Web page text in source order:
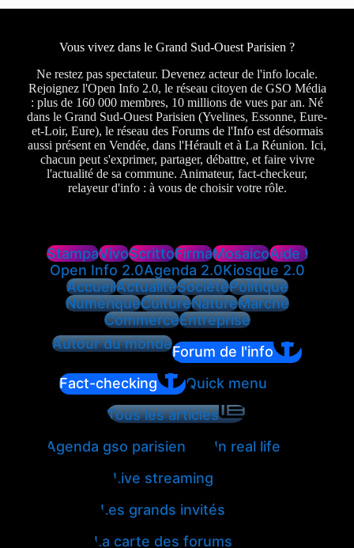
Vous vivez dans le Grand Sud-Ouest Parisien ?
Ne restez pas spectateur. Devenez acteur de l'info locale.
Rejoignez l'Open Info 2.0, le réseau citoyen de GSO Média
: plus de 160 000 membres, 10 millions de vues par an. Né
dans le Grand Sud-Ouest Parisien (Yvelines, Essonne, Eure-
et-Loir, Eure), le réseau des Forums de l'Info est désormais
aussi présent en Vendée, dans l'Hérault et à La Réunion. Ici,
chacun peut s'exprimer, partager, débattre, et faire vivre
l'actualité de sa commune. Animateur, fact-checkeur,
relayeur d'info : à vous de choisir votre rôle.
StampaVivoScrittoFirmaMosaicoAide !
Open Info 2.0Agenda 2.0Kiosque 2.0
AccueilActualitéSociétéPolitique
NumériqueCultureNatureMarché
CommerceEntreprise
Autour du mondeForum de l'info
Fact-checking
Quick menu
Tous les articles
Agenda gso parisien
In real life
Live streaming
Les grands invités
La carte des forums